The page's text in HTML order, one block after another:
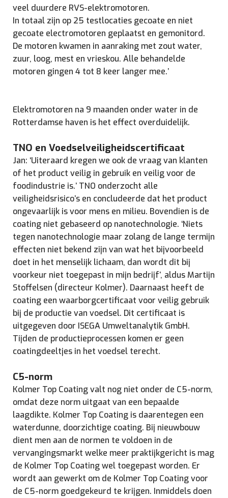
veel duurdere RVS-elektromotoren.
In totaal zijn op 25 testlocaties gecoate en niet
gecoate electromotoren geplaatst en gemonitord.
De motoren kwamen in aanraking met zout water,
zuur, loog, mest en vrieskou. Alle behandelde
motoren gingen 4 tot 8 keer langer mee.’
Elektromotoren na 9 maanden onder water in de
Rotterdamse haven is het effect overduidelijk.
TNO en Voedselveiligheidscertificaat
Jan: ‘Uiteraard kregen we ook de vraag van klanten
of het product veilig in gebruik en veilig voor de
foodindustrie is.’ TNO onderzocht alle
veiligheidsrisico’s en concludeerde dat het product
ongevaarlijk is voor mens en milieu. Bovendien is de
coating niet gebaseerd op nanotechnologie. ‘Niets
tegen nanotechnologie maar zolang de lange termijn
effecten niet bekend zijn van wat het bijvoorbeeld
doet in het menselijk lichaam, dan wordt dit bij
voorkeur niet toegepast in mijn bedrijf’, aldus Martijn
Stoffelsen (directeur Kolmer). Daarnaast heeft de
coating een waarborgcertificaat voor veilig gebruik
bij de productie van voedsel. Dit certificaat is
uitgegeven door ISEGA Umweltanalytik GmbH.
Tijden de productieprocessen komen er geen
coatingdeeltjes in het voedsel terecht.
C5-norm
Kolmer Top Coating valt nog niet onder de C5-norm,
omdat deze norm uitgaat van een bepaalde
laagdikte. Kolmer Top Coating is daarentegen een
waterdunne, doorzichtige coating. Bij nieuwbouw
dient men aan de normen te voldoen in de
vervangingsmarkt welke meer praktijkgericht is mag
de Kolmer Top Coating wel toegepast worden. Er
wordt aan gewerkt om de Kolmer Top Coating voor
de C5-norm goedgekeurd te krijgen. Inmiddels doen